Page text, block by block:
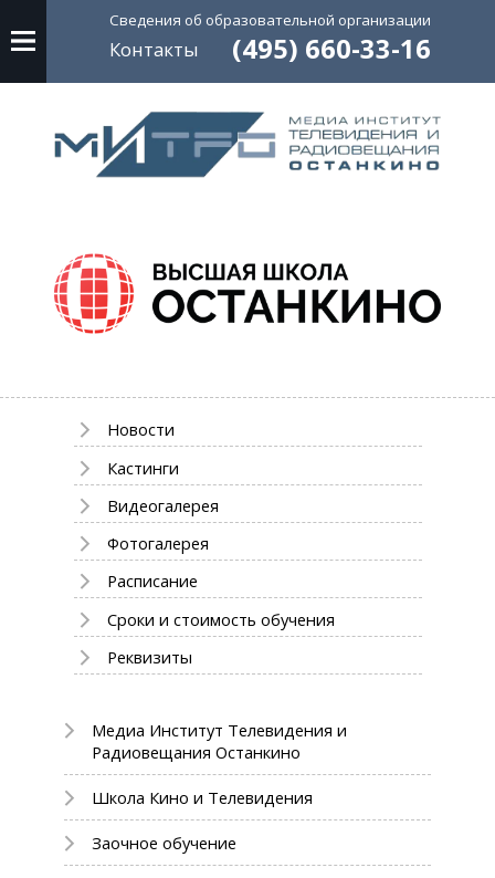
Сведения об образовательной организации
Контакты (495) 660-33-16
Новости
Кастинги
Видеогалерея
Фотогалерея
Расписание
Сроки и стоимость обучения
Реквизиты
Медиа Институт Телевидения и
Радиовещания Останкино
Школа Кино и Телевидения
Заочное обучение